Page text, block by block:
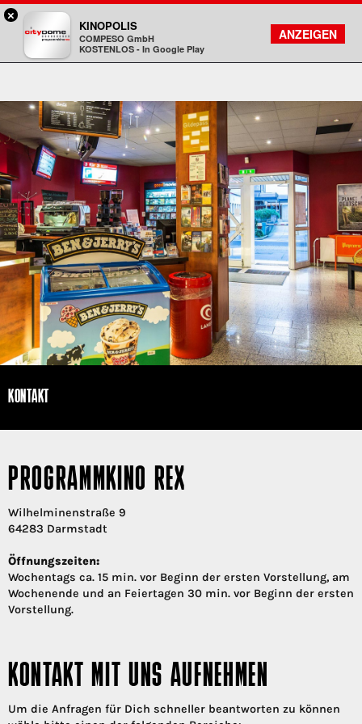
Kinopolis
FILMSUCHE
KONTO
KONTAKT
PROGRAMMKINO REX
Wilhelminenstraße 9
64283 Darmstadt
Öffnungszeiten:
Wochentags ca. 15 min. vor Beginn der ersten Vorstellung, am
Wochenende und an Feiertagen 30 min. vor Beginn der ersten
Vorstellung.
KONTAKT MIT UNS AUFNEHMEN
Um die Anfragen für Dich schneller beantworten zu können
×
KINOPOLIS
COMPESO GmbH
KOSTENLOS - In Google Play
ANZEIGEN